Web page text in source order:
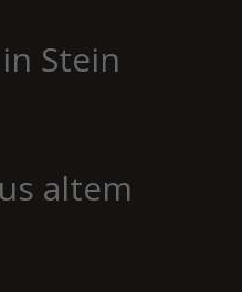
Stein
altem